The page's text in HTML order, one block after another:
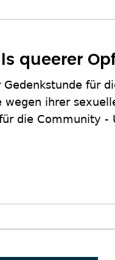
queerer
für
wegen ihrer
die Community -